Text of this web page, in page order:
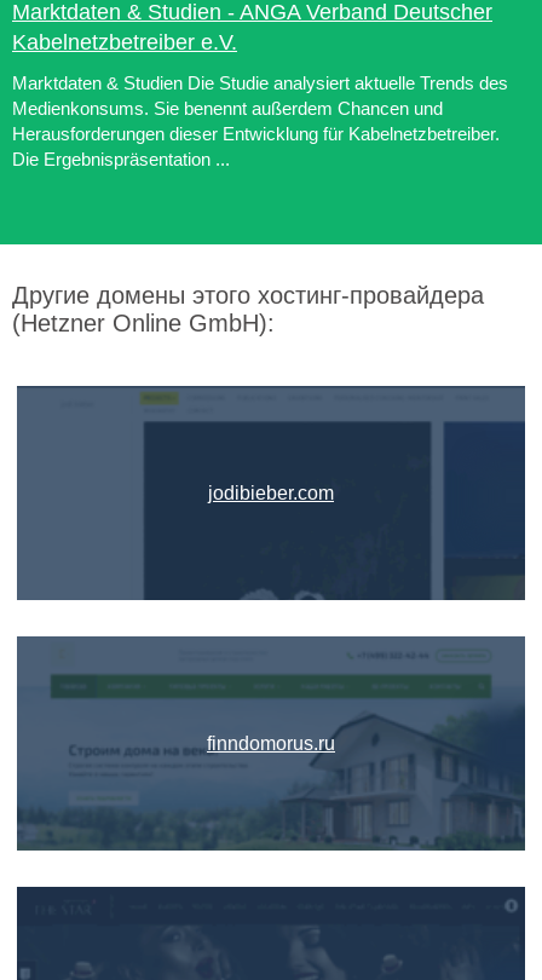
Marktdaten & Studien - ANGA Verband Deutscher
Kabelnetzbetreiber e.V.
Marktdaten & Studien Die Studie analysiert aktuelle Trends des
Medienkonsums. Sie benennt außerdem Chancen und
Herausforderungen dieser Entwicklung für Kabelnetzbetreiber.
Die Ergebnispräsentation ...
Другие домены этого хостинг-провайдера
(Hetzner Online GmbH):
jodibieber.com
finndomorus.ru